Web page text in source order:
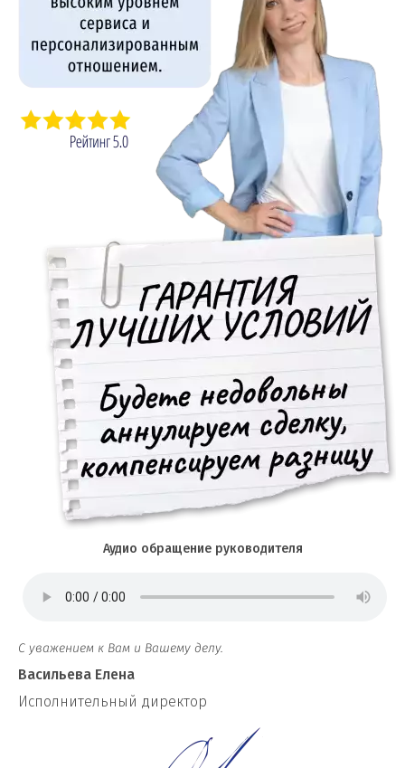
Аудио обращение руководителя
С уважением к Вам и Вашему делу.
Васильева Елена
И сполнительный директор